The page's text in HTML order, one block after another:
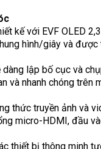
kế với EVF OLED
hình/giây và
lập bố cục và
nhanh chóng trên
thức truyền ảnh và
micro-HDMI, đầu
thiết bị thông minh